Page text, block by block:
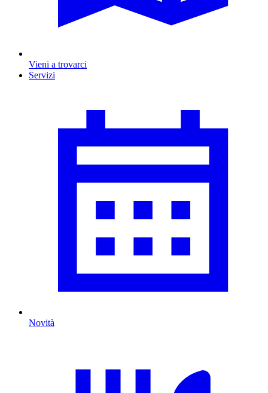
Vieni a trovarci
Servizi
Novità